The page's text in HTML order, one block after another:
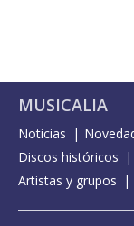
MUSICALIA
Noticias
Discos históricos
Artistas y grupos